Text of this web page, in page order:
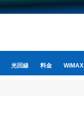
光回線 料金 WiMAX